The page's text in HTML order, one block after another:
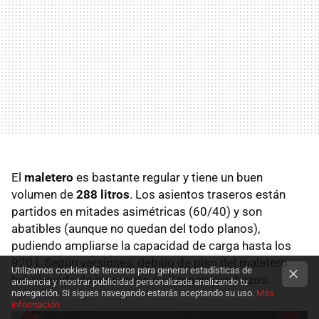
El maletero es bastante regular y tiene un buen
volumen de 288 litros. Los asientos traseros están
partidos en mitades asimétricas (60/40) y son
abatibles (aunque no quedan del todo planos),
pudiendo ampliarse la capacidad de carga hasta los
920 l. Según versiones, debajo de piso del maletero
habrá rueda de respuesto okitreparapinchazos.
Utilizamos cookies de terceros para generar estadísticas de
audiencia y mostrar publicidad personalizada analizando tu
navegación. Si sigues navegando estarás aceptando su uso. Más
información